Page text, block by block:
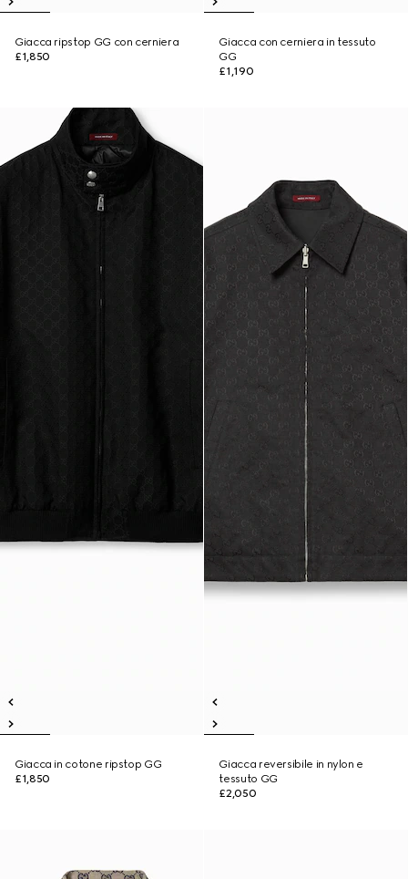
Giacca ripstop GG con cerniera
£1,850
Giacca con cerniera in tessuto
GG
£1,190
Giacca in cotone ripstop GG
£1,850
Giacca reversibile in nylon e
tessuto GG
£2,050